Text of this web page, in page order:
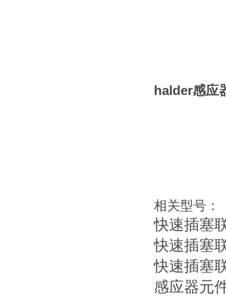
halder感应
相关型号：
快速插塞
快速插塞
快速插塞
感应器元